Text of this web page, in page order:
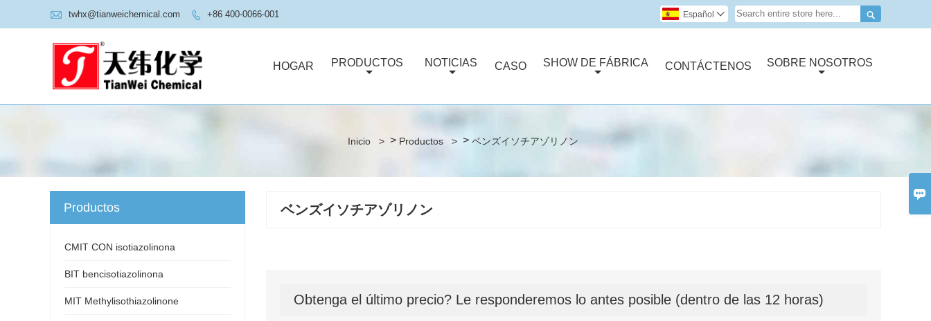

 twhx@tianweichemical.com  +86 400-0066-001 
Español 
HOGAR PRODUCTOS NOTICIAS CASO SHOW DE FÁBRICA CONTÁCTENOS SOBRE NOSOTROS
Inicio > > Productos > > ベンズイソチアゾリノン
ベンズイソチアゾリノン
Obtenga el último precio? Le responderemos lo antes posible (dentro de las 12 horas)
Productos
CMIT CON isotiazolinona
BIT bencisotiazolinona
MIT Methylisothiazolinone